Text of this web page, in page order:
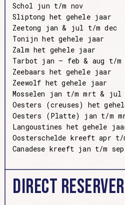
Schol jun t/m nov
Sliptong het gehele jaar
Zeetong jan & jul t/m dec
Tonijn het gehele jaar
Zalm het gehele jaar
Tarbot jan – feb & aug t/m
Zeebaars het gehele jaar
Zeewolf het gehele jaar
Mosselen jan t/m mrt & jul
Oesters (creuses) het
Oesters (Platte) jan t/m
Langoustines het gehele
Oosterschelde kreeft apr
Canadese kreeft jan t/m
Direct